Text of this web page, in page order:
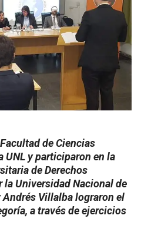
de Ciencias
UNL y participaron en la
de Derechos
la Universidad Nacional de
Andrés Villalba lograron el
a través de ejercicios